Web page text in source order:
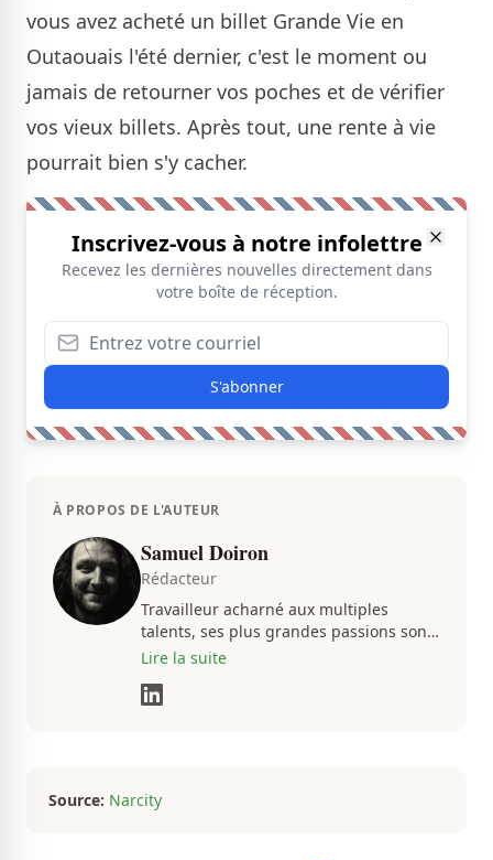
vous avez acheté un billet Grande Vie en
Outaouais l'été dernier, c'est le moment ou
jamais de retourner vos poches et de vérifier
vos vieux billets. Après tout, une rente à vie
pourrait bien s'y cacher.
Inscrivez-vous à notre infolettre
Recevez les dernières nouvelles directement dans
votre boîte de réception.
S'abonner
À PROPOS DE L'AUTEUR
Samuel Doiron
Rédacteur
Travailleur acharné aux multiples
talents, ses plus grandes passions sont
le sport ainsi que le showbizz de la
constamment avec beaucoup de
Lire la suite
Source: Narcity